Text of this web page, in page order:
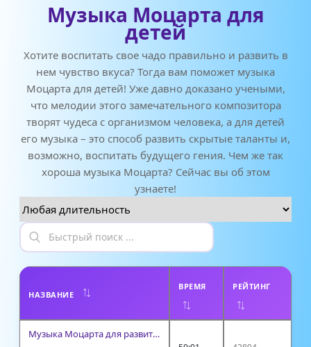
Музыка Моцарта для
детей
Хотите воспитать свое чадо правильно и развить в
нем чувство вкуса? Тогда вам поможет музыка
Моцарта для детей! Уже давно доказано учеными,
что мелодии этого замечательного композитора
творят чудеса с организмом человека, а для детей
его музыка – это способ развить скрытые таланты и,
возможно, воспитать будущего гения. Чем же так
хороша музыка Моцарта? Сейчас вы об этом
узнаете!
НАЗВАНИЕ
ВРЕМЯ РЕЙТИНГ
Музыка Моцарта для развития детей